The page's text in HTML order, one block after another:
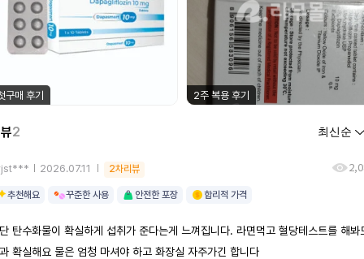
구매 후기 2주 복용 후기
2
2026.07.11 2차리뷰
추천해요 꾸준한 사용 안전한 포장 합리적 가격
탄수화물이 확실하게 섭취가 준다는게 느껴집니다. 라면먹고 혈당테스트를 해봐
확실해요 물은 엄청 마셔야 하고 화장실 자주가긴 합니다